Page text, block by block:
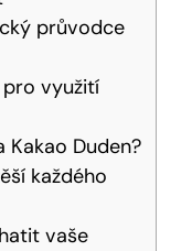
průvodce
využití
Duden?
každého
vaše